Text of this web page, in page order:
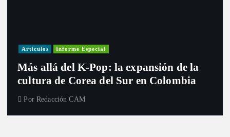
Artículos Informe Especial
Más allá del K-Pop: la expansión de la
cultura de Corea del Sur en Colombia
Por Redacción CAM